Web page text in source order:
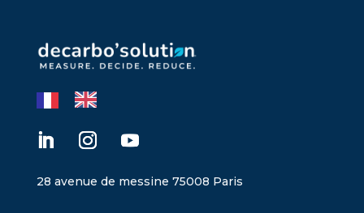
28 avenue de messine 75008 Paris